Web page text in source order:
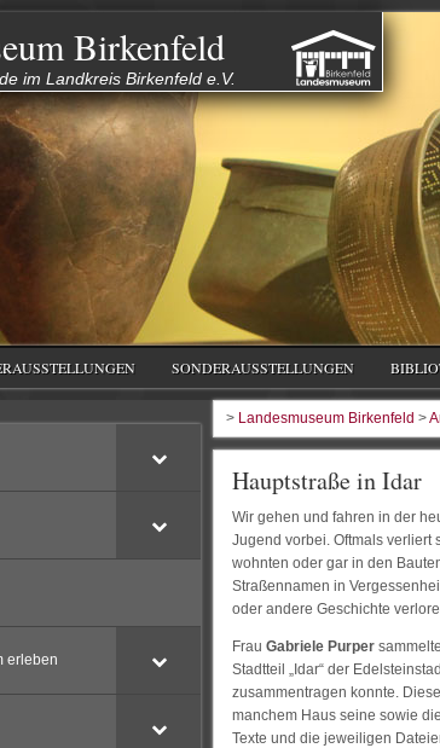
Birkenfeld
im Landkreis Birkenfeld e.V.
SONDERAUSSTELLUNGEN
> Landesmuseum Birkenfeld >
Hauptstraße in Idar
Wir gehen und fahren in der
Jugend vorbei. Oftmals verliert
wohnten oder gar in den
Straßennamen in
oder andere Geschichte
Frau Gabriele Purper
Stadtteil „Idar“ der
zusammentragen konnte.
manchem Haus seine sowie
Texte und die jeweiligen
erleben